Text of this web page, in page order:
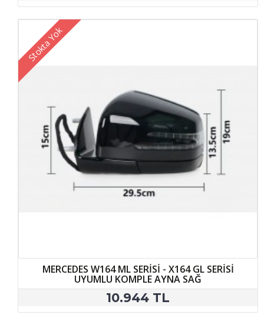
Stokta Yok
MERCEDES W164 ML SERİSİ - X164 GL SERİSİ
UYUMLU KOMPLE AYNA SAĞ
10.944 TL